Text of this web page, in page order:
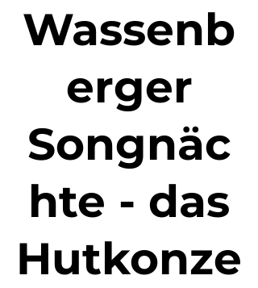
Wassenb
erger
Songnäc
hte - das
Hutkonze